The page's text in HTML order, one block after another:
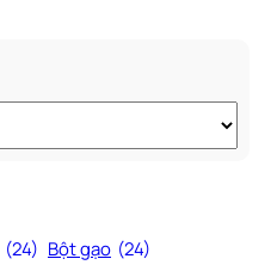
(24) Bột gạo (24)